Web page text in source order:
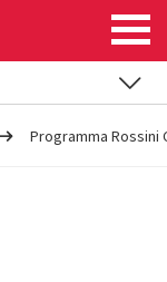
Programma Rossini